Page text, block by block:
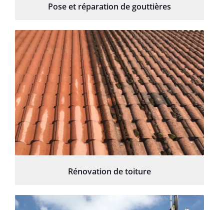
Pose et réparation de gouttières
Rénovation de toiture